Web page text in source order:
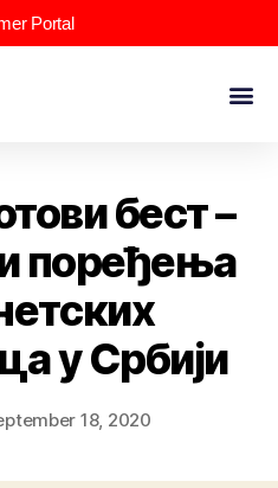
Portal
бест –
поређења
у Србији
18, 2020